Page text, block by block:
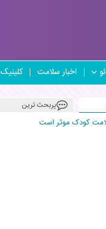
اخبار سلامت کلینیک
پربحث ترین
کودک موثر است